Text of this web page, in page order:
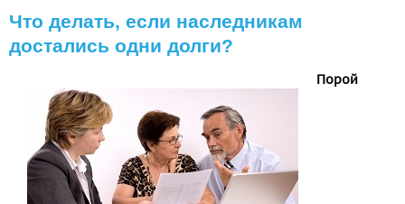
Что делать, если наследникам
достались одни долги?
Порой